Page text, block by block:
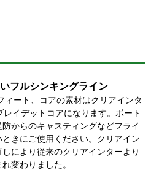
フルシンキングライン
ート、コアの素材はクリアインタ
イデットコアになります。ボート
からのキャスティングなどフライ
きにご使用ください。クリアイン
により従来のクリアインターより
変わりました。